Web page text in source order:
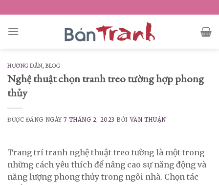
to
content
HƯỚNG DẪN,BLOG
Nghệ thuật chọn tranh treo tường hợp phong
thủy
ĐƯỢC ĐĂNG NGÀY7 THÁNG 2, 2023 BỞIVĂN THUẬN
Trang trí tranh nghệ thuật treo tường là một trong
những cách yêu thích để nâng cao sự năng động và
năng lượng phong thủy trong ngôi nhà. Chọn tác